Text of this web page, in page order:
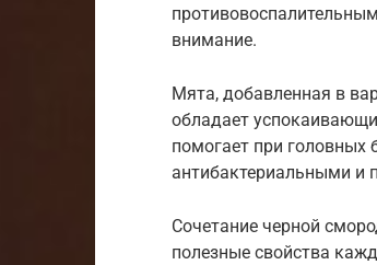
внимание.
Мята, добавленная в
обладает
помогает при головных
антибактериальными и
Сочетание черной
полезные свойства